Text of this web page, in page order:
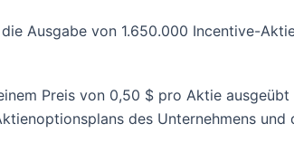
Ausgabe von 1.650.000 Incentive-
Preis von 0,50 $ pro Aktie
des Unternehmens und